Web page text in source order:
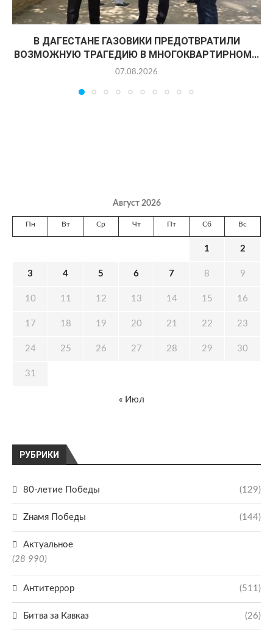
В ДАГЕСТАНЕ ГАЗОВИКИ ПРЕДОТВРАТИЛИ
ВОЗМОЖНУЮ ТРАГЕДИЮ В МНОГОКВАРТИРНОМ...
07.08.2026
РУБРИКИ
80-летие Победы (129)
Zнамя Победы (144)
Актуальное
(28 990)
Антитеррор (511)
Битва за Кавказ (26)
Август 2026
Пн Вт Ср Чт Пт Сб Вс
1 2
3 4 5 6 7 8 9
10 11 12 13 14 15 16
17 18 19 20 21 22 23
24 25 26 27 28 29 30
31
« Июл